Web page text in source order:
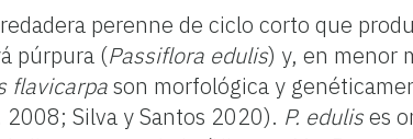
perenne de ciclo corto que
púrpura (Passiflora edulis) y, en menor
flavicarpason morfológica y
Silva y Santos 2020). P. edulises